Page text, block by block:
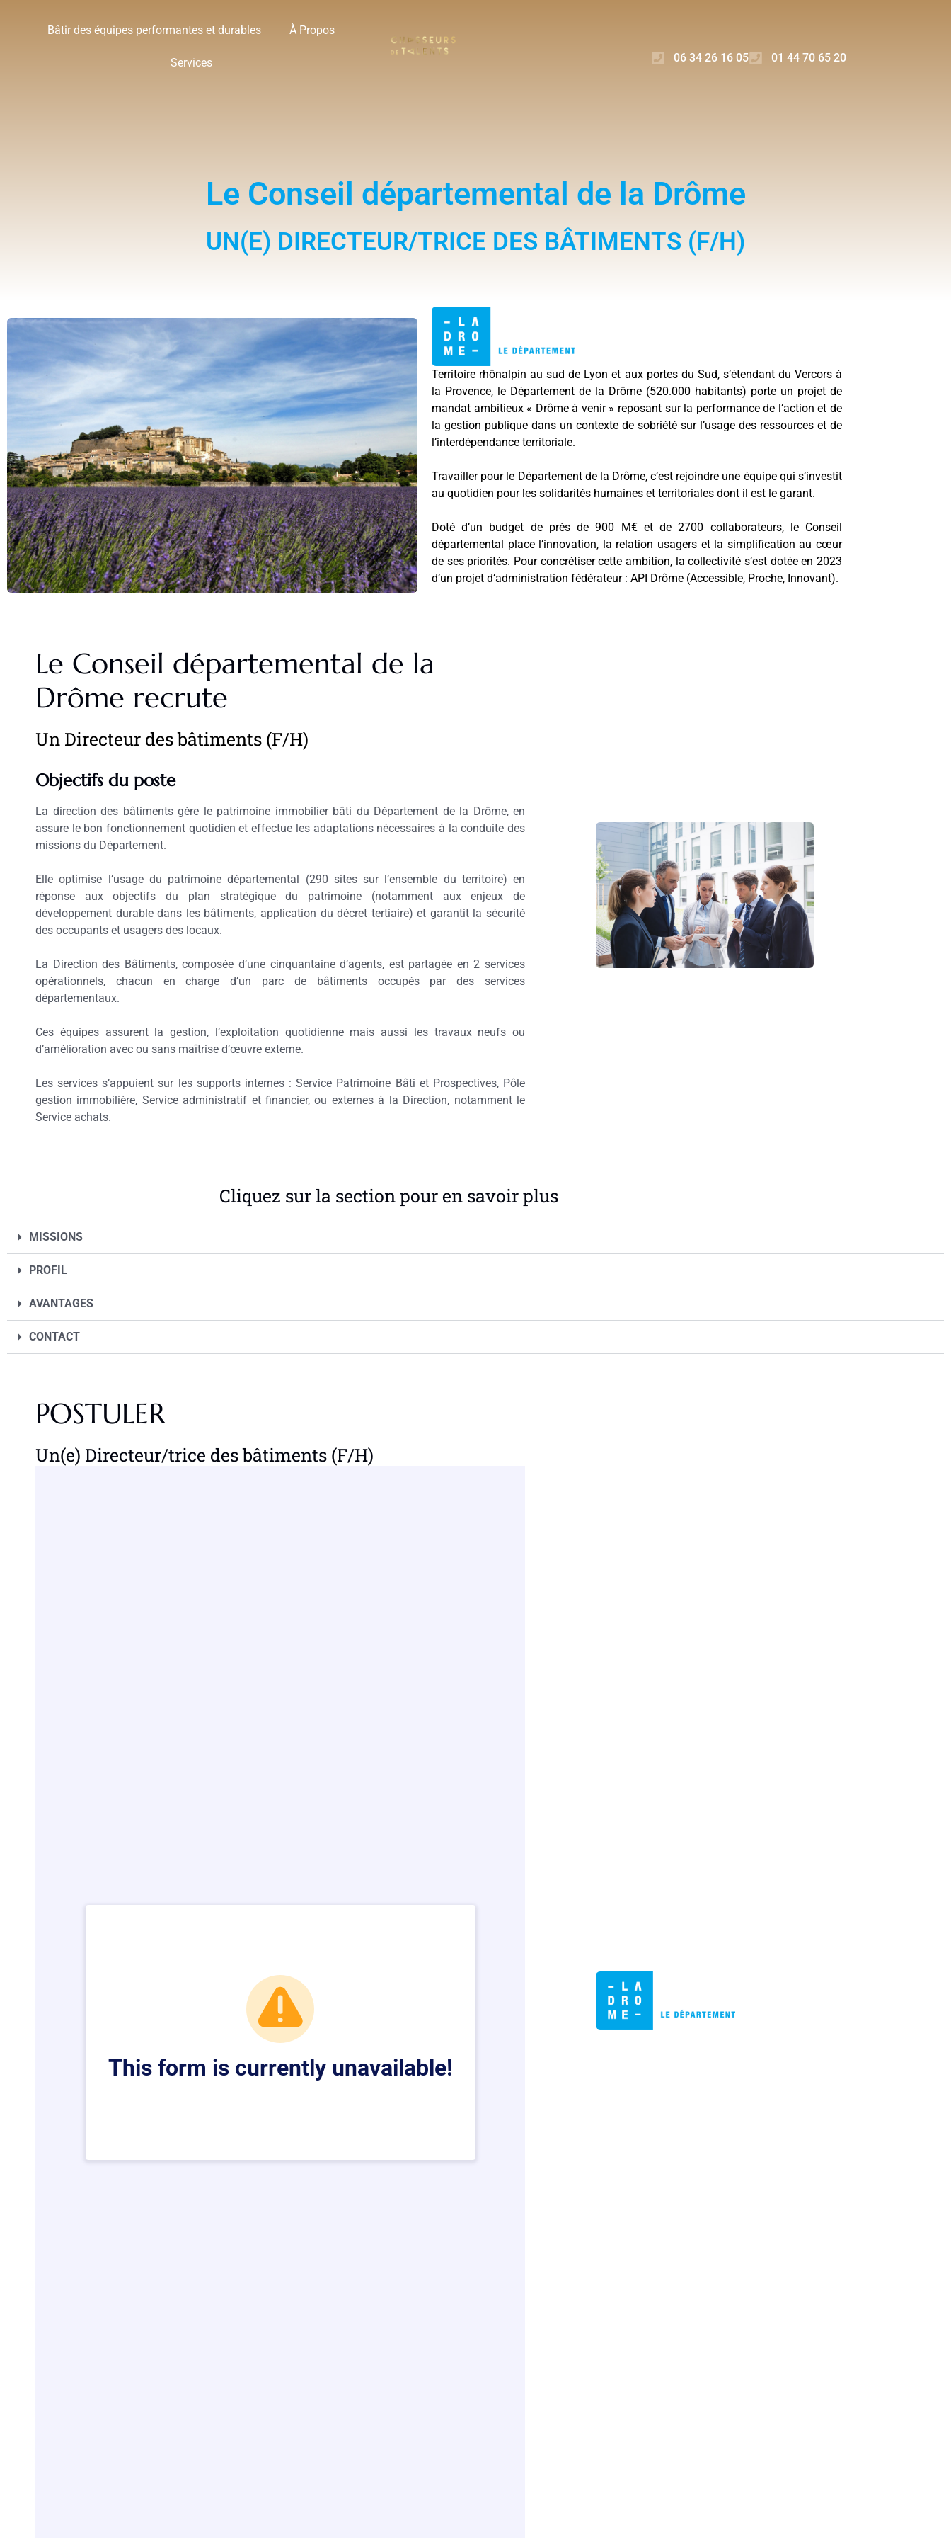
Bâtir des équipes performantes et durables À Propos
Services 06 34 26 16 05 01 44 70 65 20
Le Conseil départemental de la Drôme
UN(E) DIRECTEUR/TRICE DES BÂTIMENTS (F/H)
Territoire rhônalpin au sud de Lyon et aux portes du Sud, s’étendant du Vercors à
la Provence, le Département de la Drôme (520.000 habitants) porte un projet de
mandat ambitieux « Drôme à venir » reposant sur la performance de l’action et de
la gestion publique dans un contexte de sobriété sur l’usage des ressources et de
l’interdépendance territoriale.
Travailler pour le Département de la Drôme, c’est rejoindre une équipe qui s’investit
au quotidien pour les solidarités humaines et territoriales dont il est le garant.
Doté d’un budget de près de 900 M€ et de 2700 collaborateurs, le Conseil
départemental place l’innovation, la relation usagers et la simplification au cœur
de ses priorités. Pour concrétiser cette ambition, la collectivité s’est dotée en 2023
d’un projet d’administration fédérateur : API Drôme (Accessible, Proche, Innovant).
Le Conseil départemental de la
Drôme recrute
Un Directeur des bâtiments (F/H)
Objectifs du poste
La direction des bâtiments gère le patrimoine immobilier bâti du Département de la Drôme, en
assure le bon fonctionnement quotidien et effectue les adaptations nécessaires à la conduite des
missions du Département.
Elle optimise l’usage du patrimoine départemental (290 sites sur l’ensemble du territoire) en
réponse aux objectifs du plan stratégique du patrimoine (notamment aux enjeux de
développement durable dans les bâtiments, application du décret tertiaire) et garantit la sécurité
des occupants et usagers des locaux.
La Direction des Bâtiments, composée d’une cinquantaine d’agents, est partagée en 2 services
opérationnels, chacun en charge d’un parc de bâtiments occupés par des services
départementaux.
Ces équipes assurent la gestion, l’exploitation quotidienne mais aussi les travaux neufs ou
d’amélioration avec ou sans maîtrise d’œuvre externe.
Les services s’appuient sur les supports internes : Service Patrimoine Bâti et Prospectives, Pôle
gestion immobilière, Service administratif et financier, ou externes à la Direction, notamment le
Service achats.
Cliquez sur la section pour en savoir plus
MISSIONS
PROFIL
AVANTAGES
CONTACT
POSTULER
Un(e) Directeur/trice des bâtiments (F/H)